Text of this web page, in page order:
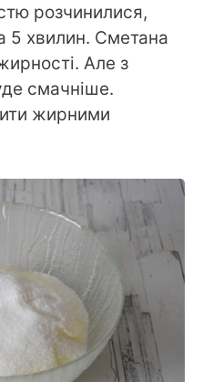
розчинилися,
5 хвилин. Сметана
Але з
смачніше.
жирними